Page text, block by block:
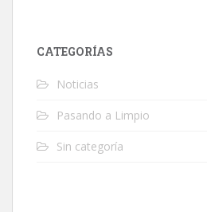
CATEGORÍAS
Noticias
Pasando a Limpio
Sin categoría